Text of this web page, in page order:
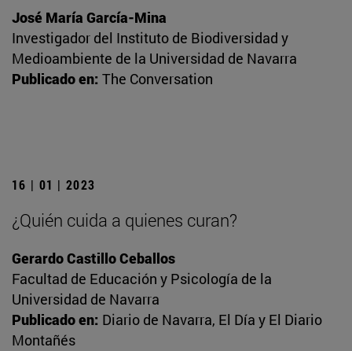
José María García-Mina
Investigador del Instituto de Biodiversidad y
Medioambiente de la Universidad de Navarra
Publicado en: The Conversation
16 | 01 | 2023
¿Quién cuida a quienes curan?
Gerardo Castillo Ceballos
Facultad de Educación y Psicología de la
Universidad de Navarra
Publicado en: Diario de Navarra, El Día y El Diario
Montañés